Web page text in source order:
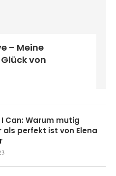
– Meine
von
I Can: Warum mutig
als perfekt ist von Elena